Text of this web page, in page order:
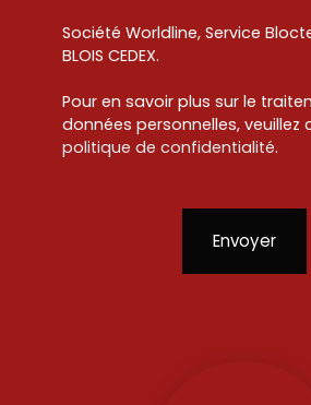
Société Worldline, Service Bloctel,
BLOIS CEDEX.
Pour en savoir plus sur le
données personnelles, veuillez
politique de confidentialité.
Envoyer